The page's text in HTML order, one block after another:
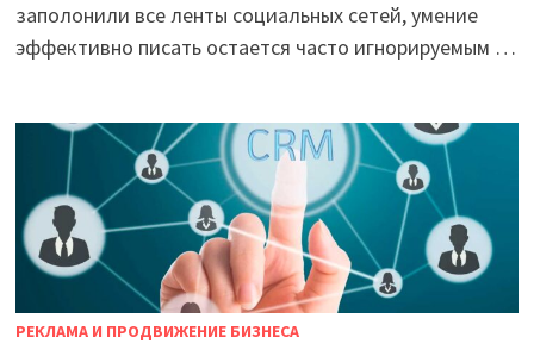
заполонили все ленты социальных сетей, умение
эффективно писать остается часто игнорируемым …
РЕКЛАМА И ПРОДВИЖЕНИЕ БИЗНЕСА